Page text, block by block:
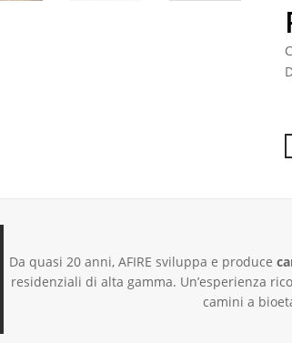
L
–
Da quasi 20 anni, AFIRE sviluppa e produce
residenziali di alta gamma. Un’esperienza
camini a